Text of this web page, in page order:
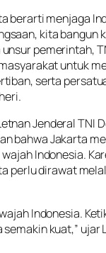
berarti menjaga
kita bangun
pemerintah,
untuk
serta
Jenderal TNI
bahwa Jakarta
Indonesia.
perlu dirawat
Indonesia.
kuat,” ujar